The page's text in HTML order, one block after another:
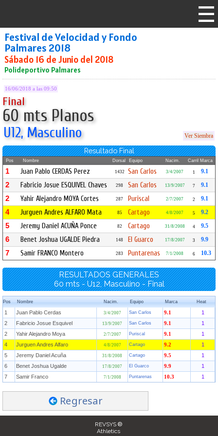
Festival de Velocidad y Fondo
Palmares 2018
Sábado 16 de Junio del 2018
Polideportivo Palmares
16/06/2018 a las 09:50
Final
60 mts Planos
U12, Masculino Ver Siembra
Resultado Final
Pos Nombre Dorsal Equipo Nacim. Carril Marca
1 Juan Pablo CERDAS Perez 1432 San Carlos 3/4/2007 1 9.1
2 Fabricio Josue ESQUIVEL Chaves 298 San Carlos 13/9/2007 7 9.1
2 Yahir Alejandro MOYA Cortes 287 Puriscal 2/7/2007 2 9.1
4 Jurguen Andres ALFARO Mata 85 Cartago 4/8/2007 5 9.2
5 Jeremy Daniel ACUÑA Ponce 82 Cartago 31/8/2008 4 9.5
6 Benet Joshua UGALDE Piedra 148 El Guarco 17/8/2007 3 9.9
7 Samir FRANCO Montero 283 Puntarenas 7/1/2008 6 10.3
RESULTADOS GENERALES
60 mts - U12, Masculino - Final
Pos Nombre Nacim. Equipo Marca Heat
1 Juan Pablo Cerdas 3/4/2007 San Carlos 9.1
1
2
Fabricio Josue Esquivel 13/9/2007 San Carlos 9.1
1
2
Yahir Alejandro Moya 2/7/2007 Puriscal 9.1
1
4
Jurguen Andres Alfaro 4/8/2007 Cartago 9.2
1
5
Jeremy Daniel Acuña 31/8/2008 Cartago 9.5
1
6
Benet Joshua Ugalde 17/8/2007 El Guarco 9.9
1
7
Samir Franco 7/1/2008 Puntarenas 10.3 1
Regresar
REVSYS ®
Athletics